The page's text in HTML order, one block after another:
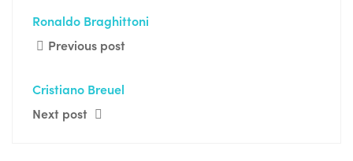
Ronaldo Braghittoni
Previous post
Cristiano Breuel
Next post